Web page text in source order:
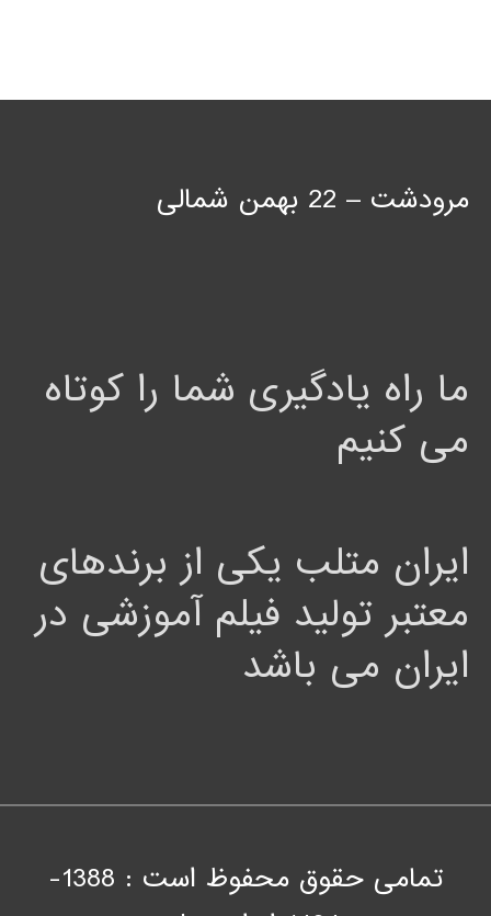
مرودشت – 22 بهمن شمالی
ما راه یادگیری شما را کوتاه
می کنیم
ایران متلب یکی از برندهای
معتبر تولید فیلم آموزشی در
ایران می باشد
تمامی حقوق محفوظ است : 1388-